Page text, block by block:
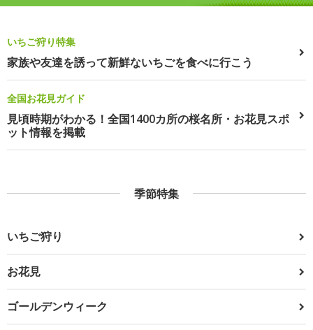
いちご狩り特集
家族や友達を誘って新鮮ないちごを食べに行こう
全国お花見ガイド
見頃時期がわかる！全国1400カ所の桜名所・お花見スポ
ット情報を掲載
季節特集
いちご狩り
お花見
ゴールデンウィーク